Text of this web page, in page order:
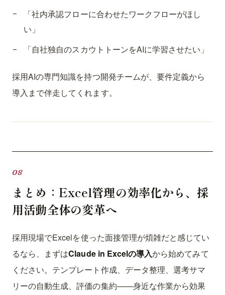
「社内承認フローに合わせたワークフローがほし
い」
「自社独自のスカウトトーンをAIに学習させたい」
採用AIの専門知識を持つ開発チームが、要件定義から
導入まで伴走してくれます。
まとめ：Excel管理の効率化から、採
用活動全体の変革へ
採用現場でExcelを使った面接管理が煩雑だと感じてい
るなら、まずはClaude in Excelの導入から始めてみて
ください。テンプレート作成、データ整理、選考サマ
リーの自動生成、評価の集約——身近な作業から効果